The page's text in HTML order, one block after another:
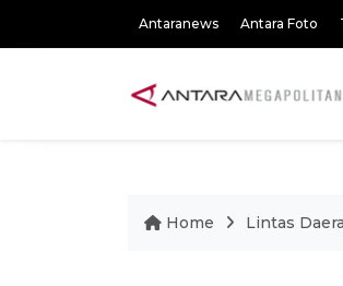
Antaranews Antara Foto
Home Lintas